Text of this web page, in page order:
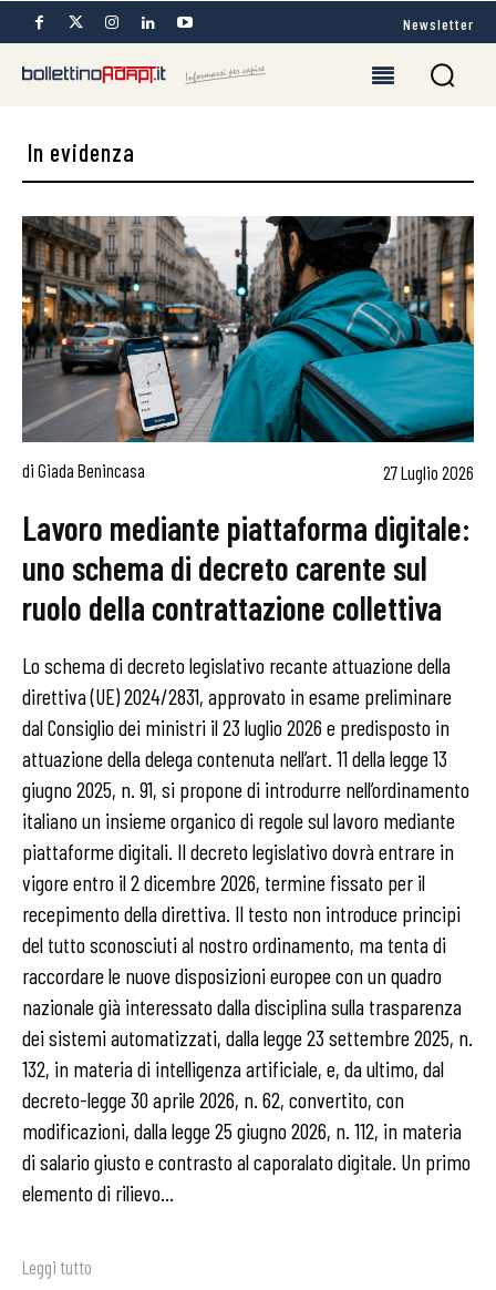
Newsletter
In evidenza
di Giada Benincasa 27 Luglio 2026
Lavoro mediante piattaforma digitale:
uno schema di decreto carente sul
ruolo della contrattazione collettiva
Lo schema di decreto legislativo recante attuazione della
direttiva (UE) 2024/2831, approvato in esame preliminare
dal Consiglio dei ministri il 23 luglio 2026 e predisposto in
attuazione della delega contenuta nell’art. 11 della legge 13
giugno 2025, n. 91, si propone di introdurre nell’ordinamento
italiano un insieme organico di regole sul lavoro mediante
piattaforme digitali. Il decreto legislativo dovrà entrare in
vigore entro il 2 dicembre 2026, termine fissato per il
recepimento della direttiva. Il testo non introduce principi
del tutto sconosciuti al nostro ordinamento, ma tenta di
raccordare le nuove disposizioni europee con un quadro
nazionale già interessato dalla disciplina sulla trasparenza
dei sistemi automatizzati, dalla legge 23 settembre 2025, n.
132, in materia di intelligenza artificiale, e, da ultimo, dal
decreto-legge 30 aprile 2026, n. 62, convertito, con
modificazioni, dalla legge 25 giugno 2026, n. 112, in materia
di salario giusto e contrasto al caporalato digitale. Un primo
elemento di rilievo...
Leggi tutto